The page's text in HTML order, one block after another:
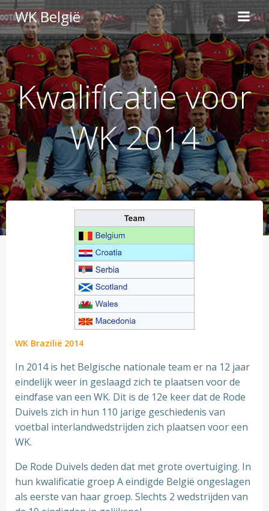
Skip
to
content
WK België
Kwalificatie voor
WK 2014
WK Brazilië 2014
In 2014 is het Belgische nationale team er na 12 jaar
eindelijk weer in geslaagd zich te plaatsen voor de
eindfase van een WK. Dit is de 12e keer dat de Rode
Duivels zich in hun 110 jarige geschiedenis van
voetbal interlandwedstrijden zich plaatsen voor een
WK.
De Rode Duivels deden dat met grote overtuiging. In
hun kwalificatie groep A eindigde België ongeslagen
als eerste van haar groep. Slechts 2 wedstrijden van